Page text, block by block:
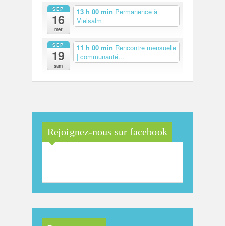
SEP
16
mer
13 h 00 min Permanence à
Vielsalm
SEP
19
sam
11 h 00 min Rencontre mensuelle
| communauté...
Rejoignez-nous sur facebook